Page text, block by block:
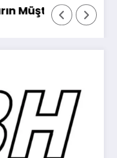
Sentosa II*
jest aktywne
1win казино: